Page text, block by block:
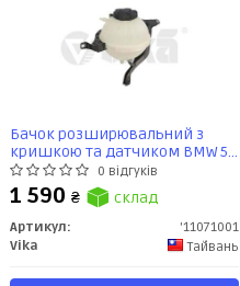
Бачок розширювальний з
кришкою та датчиком BMW 5
F07, F10, F11 (09-17) (11071001)
VIKA
0 відгуків
1 590 ₴ склад
Артикул:
'11071001
Vika
Тайвань